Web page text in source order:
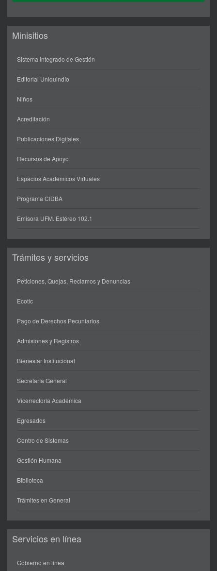
Minisitios
Sistema integrado de Gestión
Editorial Uniquindío
Niños
Acreditación
Publicaciones Digitales
Recursos de Apoyo
Espacios Académicos Virtuales
Programa CIDBA
Emisora UFM. Estéreo 102.1
Trámites y servicios
Peticiones, Quejas, Reclamos y Denuncias
Ecotic
Pago de Derechos Pecuniarios
Admisiones y Registros
Bienestar Institucional
Secretaría General
Vicerrectoría Académica
Egresados
Centro de Sistemas
Gestión Humana
Biblioteca
Trámites en General
Servicios en línea
Gobierno en línea